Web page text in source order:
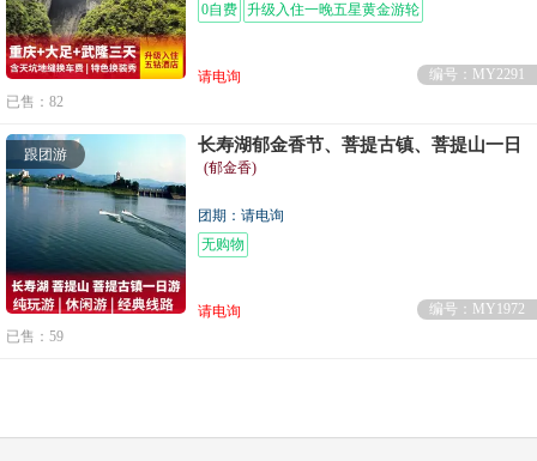
0自费 升级入住一晚五星黄金游轮
请电询
编号：MY2291
已售：82
跟团游 长寿湖郁金香节、菩提古镇、菩提山一日
(郁金香)
团期：请电询
无购物
请电询
编号：MY1972
已售：59